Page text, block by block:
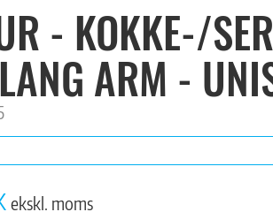
- KOKKE-/
ARM -
ekskl. moms